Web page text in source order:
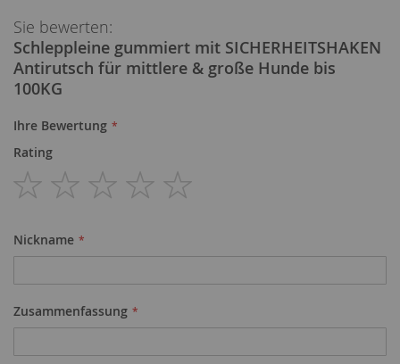
Sie bewerten:
Schleppleine gummiert mit SICHERHEITSHAKEN
Antirutsch für mittlere & große Hunde bis
100KG
Ihre Bewertung
Rating
Nickname
Zusammenfassung